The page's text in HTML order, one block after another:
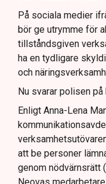
På sociala medier
bör ge utrymme för
tillståndsgiven
ha en tydligare
och
Nu svarar polisen på
Enligt Anna-Lena
att be personer
genom nödvärnsrätt